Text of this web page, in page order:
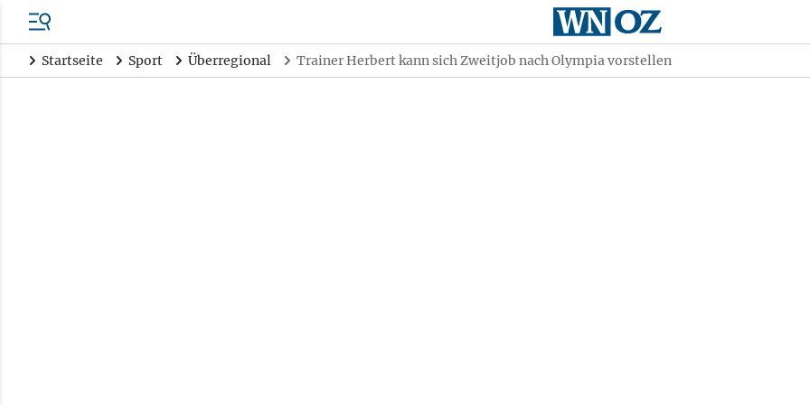
Startseite Sport Überregional Trainer Herbert kann sich Zweitjob nach Olympia vorstellen